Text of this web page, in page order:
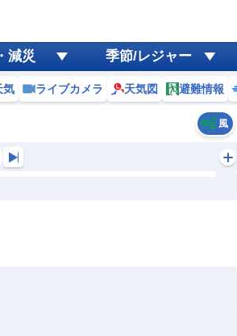
減災 季節/レジャー
気 ライブカメラ 天気図 避難情報
風